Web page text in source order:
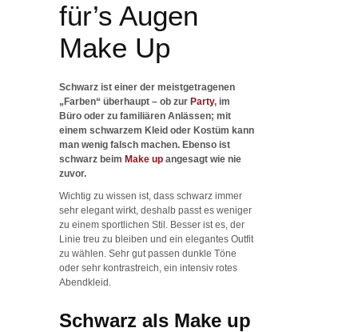
für’s Augen
Make Up
Schwarz ist einer der meistgetragenen
„Farben“ überhaupt – ob zur Party, im
Büro oder zu familiären Anlässen; mit
einem schwarzem Kleid oder Kostüm kann
man wenig falsch machen. Ebenso ist
schwarz beim Make up angesagt wie nie
zuvor.
Wichtig zu wissen ist, dass schwarz immer
sehr elegant wirkt, deshalb passt es weniger
zu einem sportlichen Stil. Besser ist es, der
Linie treu zu bleiben und ein elegantes Outfit
zu wählen. Sehr gut passen dunkle Töne
oder sehr kontrastreich, ein intensiv rotes
Abendkleid.
Schwarz als Make up